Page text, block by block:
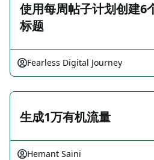
使用每周帖子计划创建6
标题
Fearless Digital Journey
生成1万有机流量
Hemant Saini